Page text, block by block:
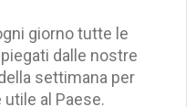
giorno tutte le
dalle nostre
settimana per
al Paese.